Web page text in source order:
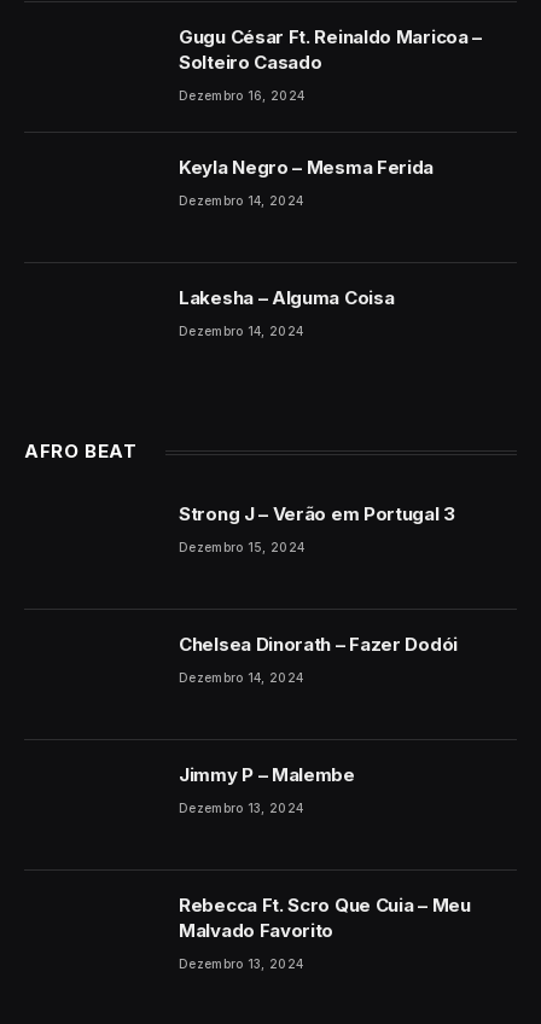
Gugu César Ft. Reinaldo Maricoa –
Solteiro Casado
Dezembro 16, 2024
Keyla Negro – Mesma Ferida
Dezembro 14, 2024
Lakesha – Alguma Coisa
Dezembro 14, 2024
AFRO BEAT
Strong J – Verão em Portugal 3
Dezembro 15, 2024
Chelsea Dinorath – Fazer Dodói
Dezembro 14, 2024
Jimmy P – Malembe
Dezembro 13, 2024
Rebecca Ft. Scro Que Cuia – Meu
Malvado Favorito
Dezembro 13, 2024